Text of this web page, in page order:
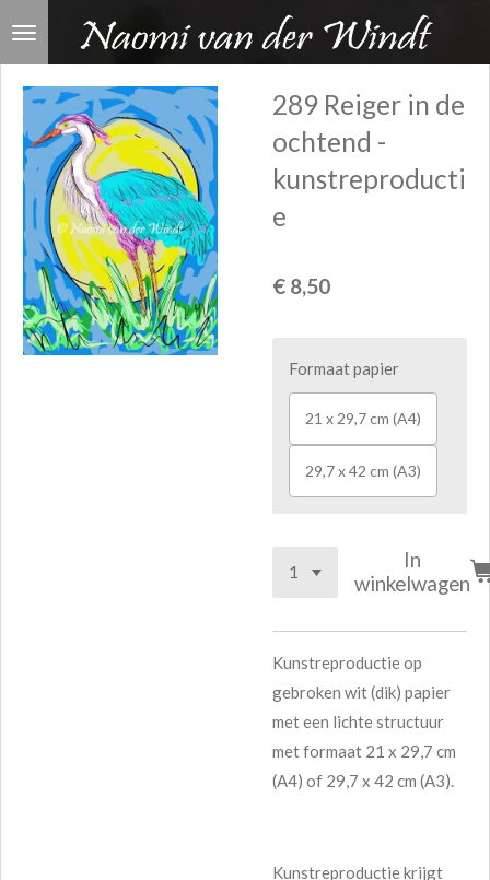
Ga
naar
hoofdinhoud
289 Reiger in de
ochtend -
kunstreproducti
e
€ 8,50
Formaat papier
21 x 29,7 cm (A4)
29,7 x 42 cm (A3)
In
winkelwagen
Kunstreproductie op
gebroken wit (dik) papier
met een lichte structuur
met formaat 21 x 29,7 cm
(A4) of 29,7 x 42 cm (A3).
Kunstreproductie krijgt